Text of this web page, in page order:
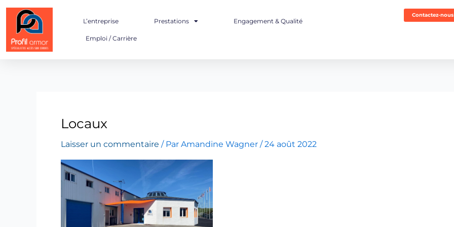
Aller
contenu
L’entreprise Prestations Engagement & Qualité
Emploi / Carrière
Contactez-nous
Locaux
Laisser un commentaire / Par Amandine Wagner /24 août 2022